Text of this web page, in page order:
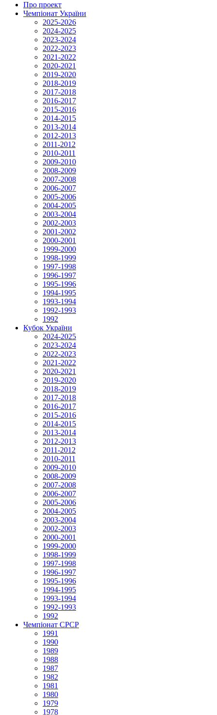
Про проект
Чемпіонат України
2025-2026
2024-2025
2023-2024
2022-2023
2021-2022
2020-2021
2019-2020
2018-2019
2017-2018
2016-2017
2015-2016
2014-2015
2013-2014
2012-2013
2011-2012
2010-2011
2009-2010
2008-2009
2007-2008
2006-2007
2005-2006
2004-2005
2003-2004
2002-2003
2001-2002
2000-2001
1999-2000
1998-1999
1997-1998
1996-1997
1995-1996
1994-1995
1993-1994
1992-1993
1992
Кубок України
2024-2025
2023-2024
2022-2023
2021-2022
2020-2021
2019-2020
2018-2019
2017-2018
2016-2017
2015-2016
2014-2015
2013-2014
2012-2013
2011-2012
2010-2011
2009-2010
2008-2009
2007-2008
2006-2007
2005-2006
2004-2005
2003-2004
2002-2003
2000-2001
1999-2000
1998-1999
1997-1998
1996-1997
1995-1996
1994-1995
1993-1994
1992-1993
1992
Чемпіонат СРСР
1991
1990
1989
1988
1987
1982
1981
1980
1979
1978